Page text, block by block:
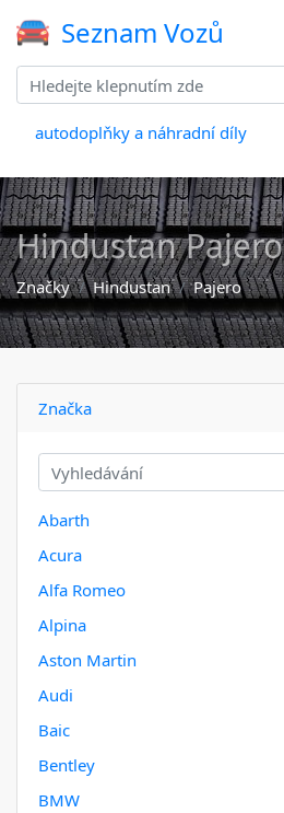
Seznam Vozů
autodoplňky a náhradní díly
Hindustan Pajero
Značky Hindustan Pajero
Značka
Abarth
Acura
Alfa Romeo
Alpina
Aston Martin
Audi
Baic
Bentley
BMW